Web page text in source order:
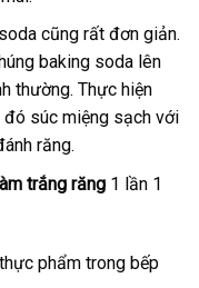
cũng rất đơn giản.
baking soda lên
thường. Thực hiện
đó súc miệng sạch với
răng.
trắng răng1 lần 1